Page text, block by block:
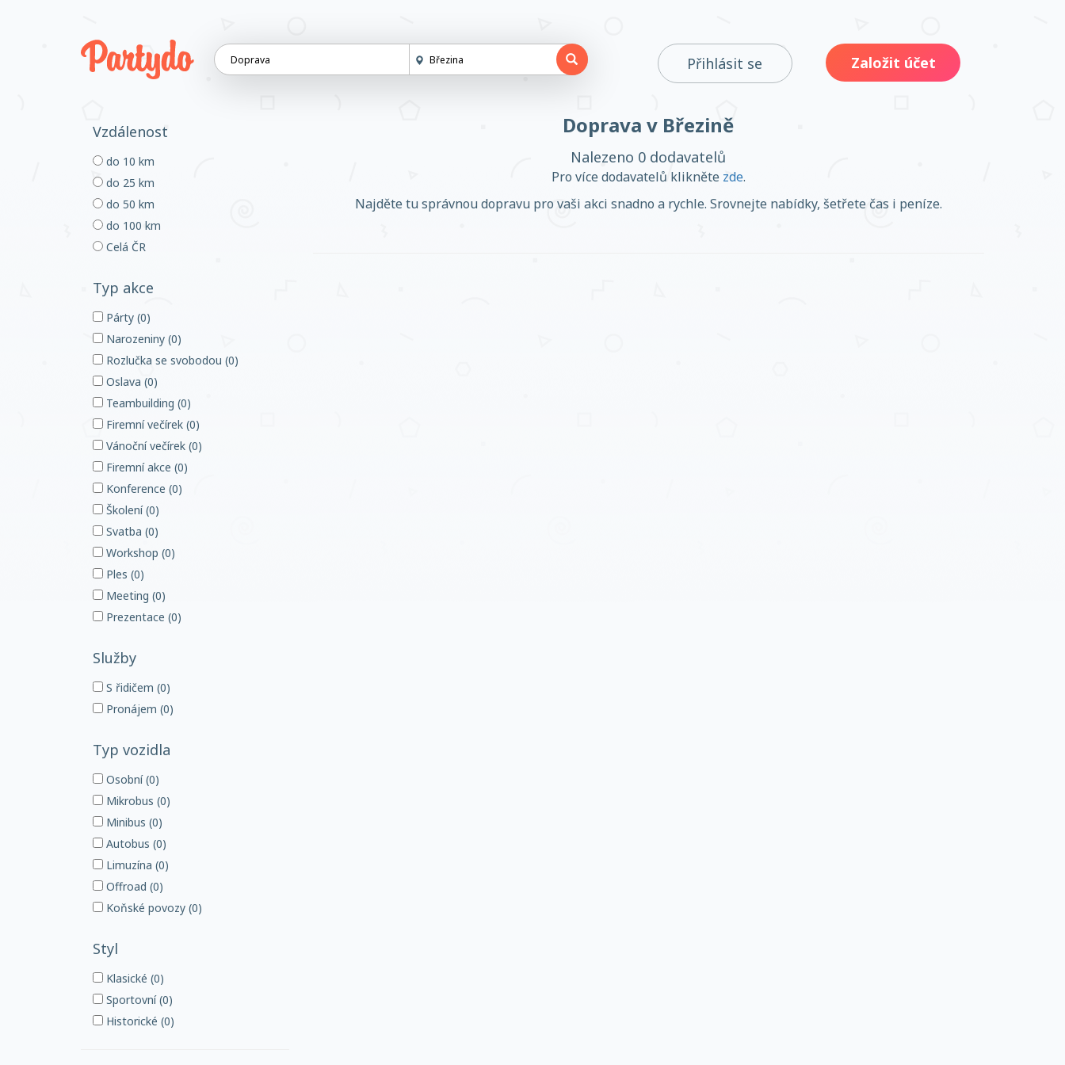
Přihlásit se Založit účet
Vzdálenost
do 10 km
do 25 km
do 50 km
do 100 km
Celá ČR
Typ akce
Párty (0)
Narozeniny (0)
Rozlučka se svobodou (0)
Oslava (0)
Teambuilding (0)
Firemní večírek (0)
Vánoční večírek (0)
Firemní akce (0)
Konference (0)
Školení (0)
Svatba (0)
Workshop (0)
Ples (0)
Meeting (0)
Prezentace (0)
Služby
S řidičem (0)
Pronájem (0)
Typ vozidla
Osobní (0)
Mikrobus (0)
Minibus (0)
Autobus (0)
Limuzína (0)
Offroad (0)
Koňské povozy (0)
Styl
Klasické (0)
Sportovní (0)
Historické (0)
Doprava v Březině
Nalezeno 0 dodavatelů
Pro více dodavatelů klikněte zde.
Najděte tu správnou dopravu pro vaši akci snadno a rychle. Srovnejte nabídky, šetřete čas i peníze.